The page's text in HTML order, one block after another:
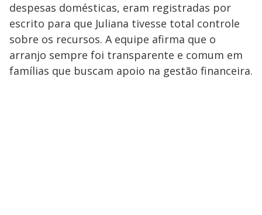
despesas domésticas, eram registradas por
escrito para que Juliana tivesse total controle
sobre os recursos. A equipe afirma que o
arranjo sempre foi transparente e comum em
famílias que buscam apoio na gestão financeira.